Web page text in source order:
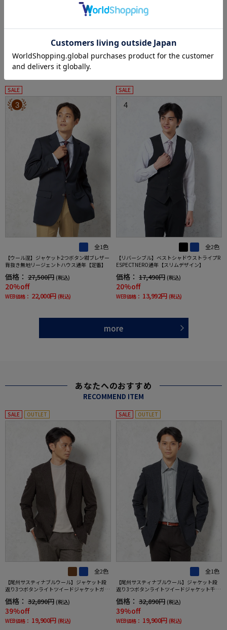
【AIRSUIT】上下セットパンツ裾上げ済みセッ
通年吸汗速乾UVカット2つボタンジャケットノ
ータックスラックス春夏
17%off
WEB価格： 9,900円 (税込)
【ウール100％】シングル紺ブレザー2つボタ
地】ネイビー無地リッケンバッカー通年
価格： 39,490円
24%off
SALE
3
全1色
【ウール混】ジャケット2つボタン紺ブレザー
背抜き無地リージェントハウス通年【定番】
価格： 27,500円 (税込)
20%off
WEB価格： 22,000円 (税込)
SALE
4
全2色
【リバーシブル】ベストシャドウストライプR
ESPECTNERO通年【スリムデザイン】
価格： 17,490円 (税込)
20%off
WEB価格： 13,992円 (税込)
more
あなたへのおすすめ
RECOMMEND ITEM
SALE OUTLET
全2色
【尾州サスティナブルウール】ジャケット段
返り3つボタンライトツイードジャケットガン
価格： 32,890円 (税込)
39%off
WEB価格： 19,900円 (税込)
SALE OUTLET
全1色
【尾州サスティナブルウール】ジャケット段
返り3つボタンライトツイードジャケット千鳥
価格： 32,890円 (税込)
39%off
WEB価格： 19,900円 (税込)